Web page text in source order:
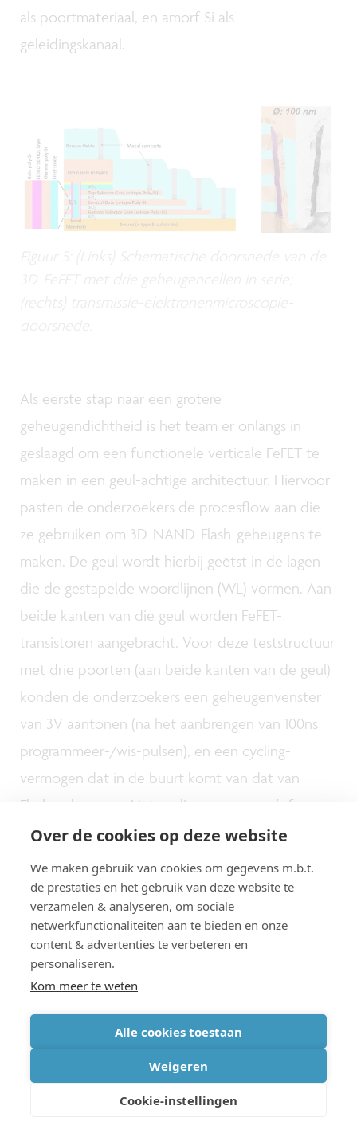
Over de cookies op deze website
We maken gebruik van cookies om gegevens m.b.t.
de prestaties en het gebruik van deze website te
verzamelen & analyseren, om sociale
netwerkfunctionaliteiten aan te bieden en onze
content & advertenties te verbeteren en
personaliseren.
Kom meer te weten
Alle cookies toestaan
Weigeren
Cookie-instellingen
als poortmateriaal, en amorf Si als
geleidingskanaal.
Als eerste stap naar een grotere
geheugendichtheid is het team er onlangs in
geslaagd om een functionele verticale FeFET te
maken in een geul-achtige architectuur. Hiervoor
pasten de onderzoekers de procesflow aan die
ze gebruiken om 3D-NAND-Flash-geheugens te
maken. De geul wordt hierbij geëtst in de lagen
die de gestapelde woordlijnen (WL) vormen. Aan
beide kanten van die geul worden FeFET-
transistoren aangebracht. Voor deze teststructuur
met drie poorten (aan beide kanten van de geul)
konden de onderzoekers een geheugenvenster
van 3V aantonen (na het aanbrengen van 100ns
programmeer-/wis-pulsen), en een cycling-
vermogen dat in de buurt komt van dat van
Flash-geheugens. Het cycling-vermogen (of
endurance) duidt hierbij op het aantal
programmeer-/wis-cycli dat kan worden
toegepast voor het geheugen onbetrouwbaar
wordt.
Beoogde toepassingen:
data-opslag en machine